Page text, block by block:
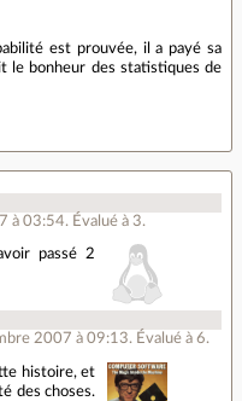
est prouvée, il a payé sa
le bonheur des statistiques de
à 03:54. Évalué à 3.
passé 2
2007 à 09:13. Évalué à6.
histoire, et
des choses.